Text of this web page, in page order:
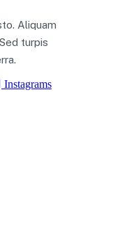
Aliquam
turpis
Instagrams